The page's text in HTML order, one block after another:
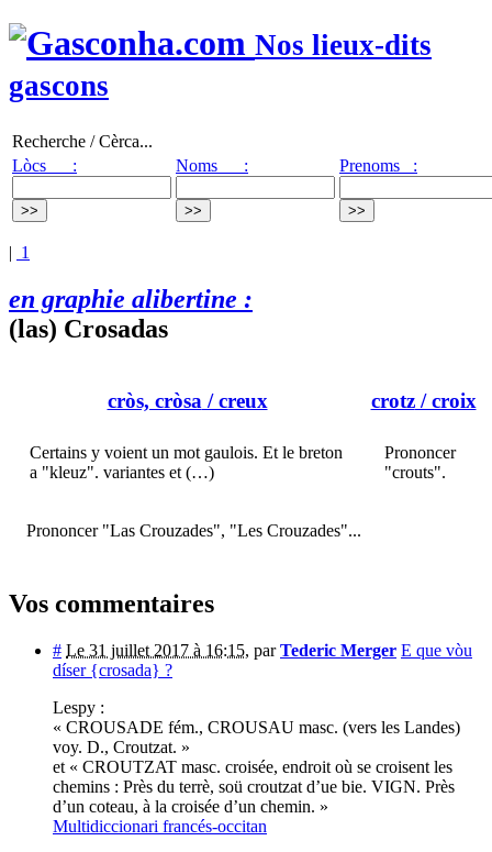
Nos lieux-dits
gascons
Recherche / Cèrca...
Lòcs :
Noms : Prenoms :
| 1
en graphie alibertine :
(las) Crosadas
cròs, cròsa/ creux
Certains y voient un mot gaulois. Et le breton
a "kleuz". variantes et (…)
crotz/ croix
Prononcer
"crouts".
Prononcer "Las Crouzades", "Les Crouzades"...
Vos commentaires
# Le 31 juillet 2017 à 16:15, parTederic Merger E que vòu
díser {crosada} ?
Lespy :
« CROUSADE fém., CROUSAU masc. (vers les Landes)
voy. D., Croutzat. »
et « CROUTZAT masc. croisée, endroit où se croisent les
chemins : Près du terrè, soü croutzat d’ue bie. VIGN. Près
d’un coteau, à la croisée d’un chemin. »
Multidiccionari francés-occitan